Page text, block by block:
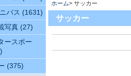
ホーム> サッカー
サッカー
バス (1631)
写真 (27)
ースポー
(375)